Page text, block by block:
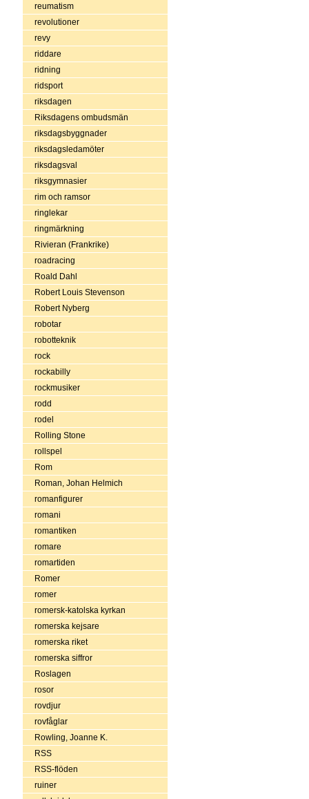
reumatism
revolutioner
revy
riddare
ridning
ridsport
riksdagen
Riksdagens ombudsmän
riksdagsbyggnader
riksdagsledamöter
riksdagsval
riksgymnasier
rim och ramsor
ringlekar
ringmärkning
Rivieran (Frankrike)
roadracing
Roald Dahl
Robert Louis Stevenson
Robert Nyberg
robotar
robotteknik
rock
rockabilly
rockmusiker
rodd
rodel
Rolling Stone
rollspel
Rom
Roman, Johan Helmich
romanfigurer
romani
romantiken
romare
romartiden
Romer
romer
romersk-katolska kyrkan
romerska kejsare
romerska riket
romerska siffror
Roslagen
rosor
rovdjur
rovfåglar
Rowling, Joanne K.
RSS
RSS-flöden
ruiner